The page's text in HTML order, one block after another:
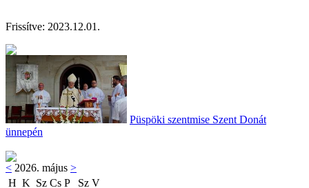
Frissítve: 2023.12.01.
Püspöki szentmise Szent Donát
ünnepén
< 2026. május >
H K Sz Cs P Sz V